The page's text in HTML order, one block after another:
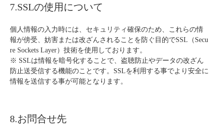
7.SSLの使用について
個人情報の入力時には、セキュリティ確保のため、これらの情
報が傍受、妨害または改ざんされることを防ぐ目的でSSL（Secu
re Sockets Layer）技術を使用しております。
※ SSLは情報を暗号化することで、盗聴防止やデータの改ざん
防止送受信する機能のことです。SSLを利用する事でより安全に
情報を送信する事が可能となります。
8.お問合せ先